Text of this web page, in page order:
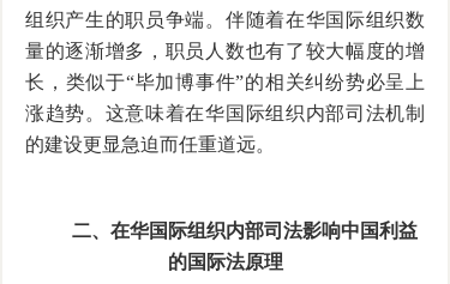
组织产生的职员争端。伴随着在华国际组织数
量的逐渐增多，职员人数也有了较大幅度的增
长，类似于“毕加博事件”的相关纠纷势必呈上
涨趋势。这意味着在华国际组织内部司法机制
的建设更显急迫而任重道远。
二、在华国际组织内部司法影响中国利益
的国际法原理